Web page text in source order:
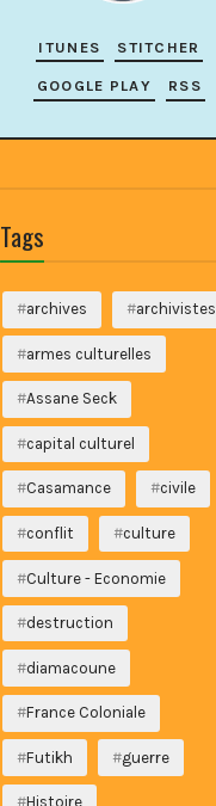
ITUNES STITCHER
GOOGLE PLAY RSS
Tags
archives archivistes
armes culturelles
Assane Seck
capital culturel
Casamance civile
conflit culture
Culture - Economie
destruction
diamacoune
France Coloniale
Futikh guerre
Histoire